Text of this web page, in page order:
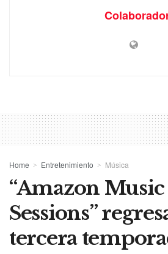
Home Entretenimiento Música
“Amazon
Sessions”
tercera